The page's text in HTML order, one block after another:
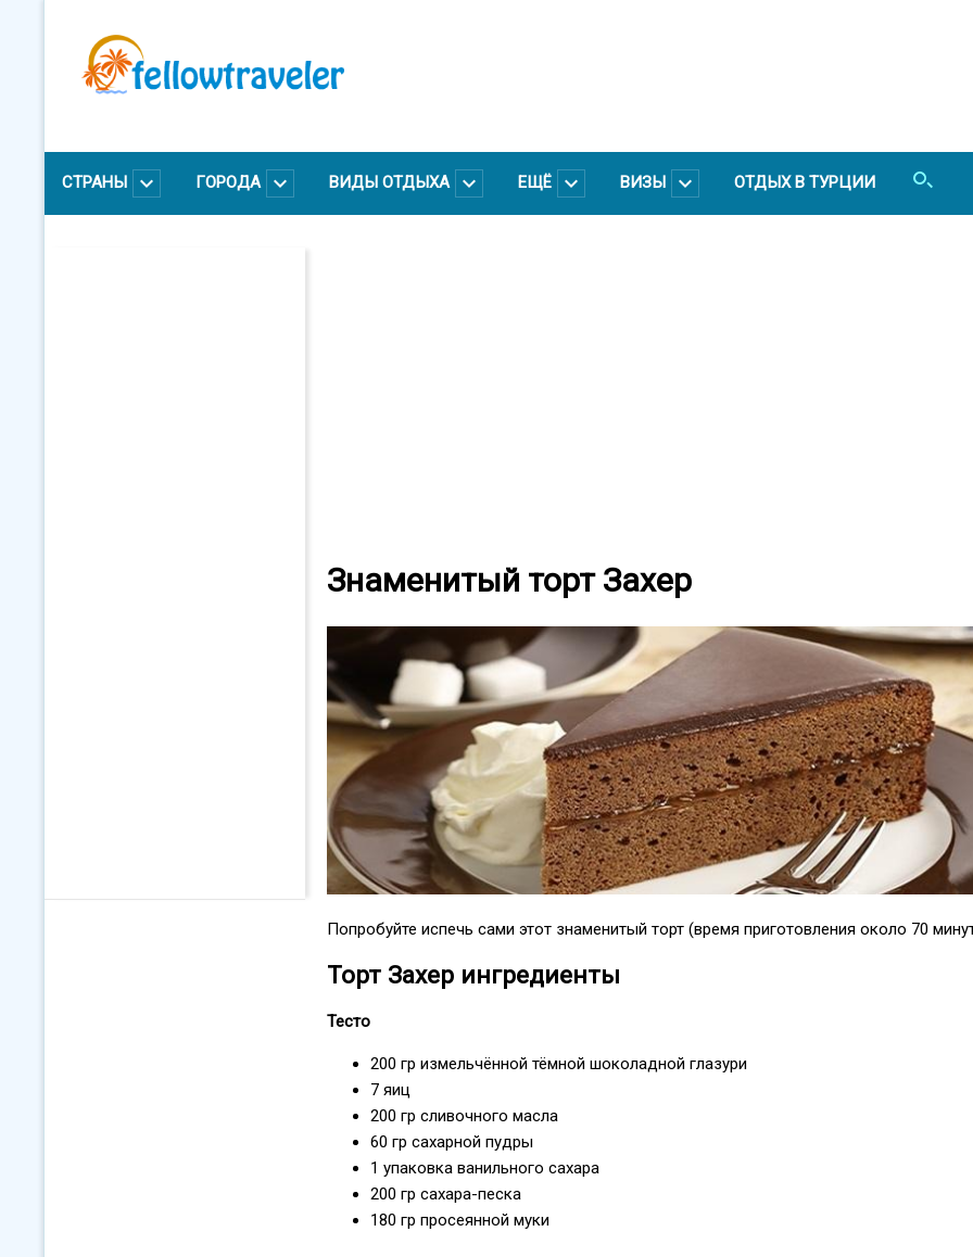
содержанию
СТРАНЫ ГОРОДА ВИДЫ ОТДЫХА ЕЩЁ ВИЗЫ ОТДЫХ В ТУРЦИИ
Знаменитый торт Захер
Попробуйте испечь сами этот знаменитый торт (время приготовления около 70
Торт Захер ингредиенты
Тесто
200 гр измельчённой тёмной шоколадной глазури
7 яиц
200 гр сливочного масла
60 гр сахарной пудры
1 упаковка ванильного сахара
200 гр сахара-песка
180 гр просеянной муки